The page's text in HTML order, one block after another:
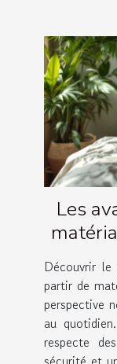
Les
Découvrir
partir de
perspective
au
respecte